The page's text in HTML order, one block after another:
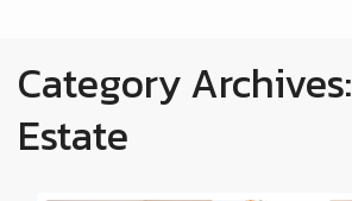
Category Archives:
Estate